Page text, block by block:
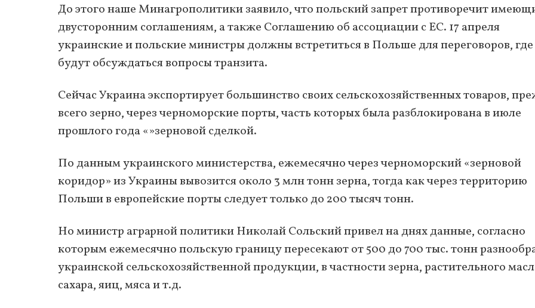
До этого наше Минагрополитики заявило, что польский запрет противоречит
двусторонним соглашениям, а также Соглашению об ассоциации с ЕС. 17 апреля
украинские и польские министры должны встретиться в Польше для переговоров, где
будут обсуждаться вопросы транзита.
Сейчас Украина экспортирует большинство своих сельскохозяйственных товаров,
всего зерно, через черноморские порты, часть которых была разблокирована в июле
прошлого года «»зерновой сделкой.
По данным украинского министерства, ежемесячно через черноморский «зерновой
коридор» из Украины вывозится около 3 млн тонн зерна, тогда как через территорию
Польши в европейские порты следует только до 200 тысяч тонн.
Но министр аграрной политики Николай Сольский привел на днях данные, согласно
которым ежемесячно польскую границу пересекают от 500 до 700 тыс. тонн
украинской сельскохозяйственной продукции, в частности зерна, растительного
сахара, яиц, мяса и т.д.